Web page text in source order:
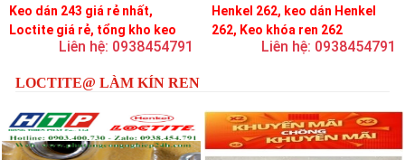
Keo dán 243 giá rẻ nhất,
Loctite giá rẻ, tổng kho keo
Liên hệ: 0938454791
Henkel 262, keo dán Henkel
262, Keo khóa ren 262
Liên hệ: 0938454791
LOCTITE@ LÀM KÍN REN